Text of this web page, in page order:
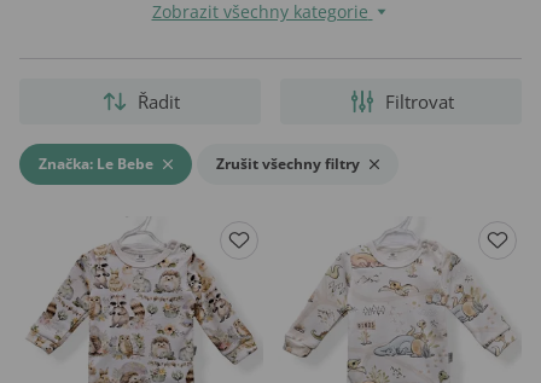
Zobrazit všechny kategorie
Filtrovat
Řadit
Značka: Le Bebe Zrušit všechny filtry